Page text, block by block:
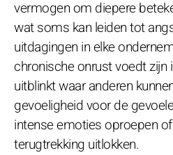
vermogen om diepere
wat soms kan leiden tot
uitdagingen in elke
chronische onrust voedt zijn
uitblinkt waar anderen
gevoeligheid voor de
intense emoties oproepen
terugtrekking uitlokken.